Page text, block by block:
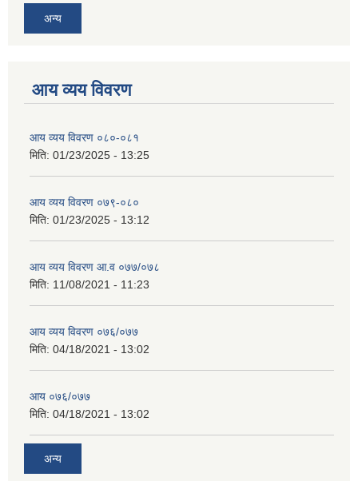
अन्य
आय व्यय विवरण
आय व्यय विवरण ०८०-०८१
मिति: 01/23/2025 - 13:25
आय व्यय विवरण ०७९-०८०
मिति: 01/23/2025 - 13:12
आय व्यय विवरण आ.व ०७७/०७८
मिति: 11/08/2021 - 11:23
आय व्यय विवरण ०७६/०७७
मिति: 04/18/2021 - 13:02
आय ०७६/०७७
मिति: 04/18/2021 - 13:02
अन्य